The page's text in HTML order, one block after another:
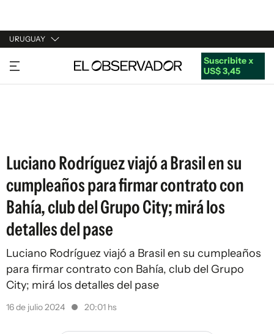
URUGUAY
URUGUAY
ARGENTINA
Suscribite x
US$ 3,45
Luciano Rodríguez viajó a Brasil en su
cumpleaños para firmar contrato con
Bahía, club del Grupo City; mirá los
detalles del pase
Luciano Rodríguez viajó a Brasil en su cumpleaños
para firmar contrato con Bahía, club del Grupo
City; mirá los detalles del pase
16 de julio 2024 20:01 hs